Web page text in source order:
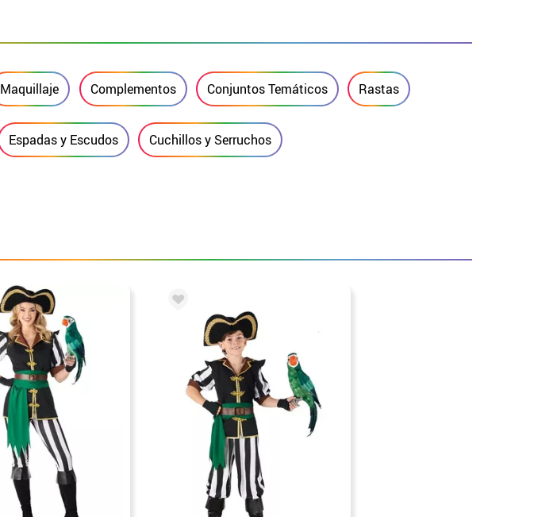
Maquillaje Complementos Conjuntos Temáticos Rastas
Espadas y Escudos Cuchillos y Serruchos